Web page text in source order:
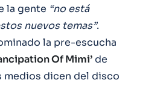
la gente “no está
nuevos temas”.
la pre-escucha
Of Mimi’de
medios dicen del disco